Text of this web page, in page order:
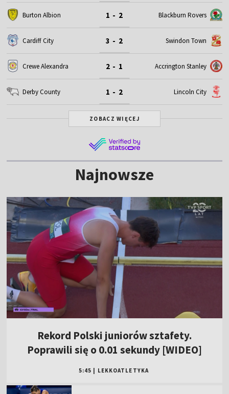
Burton Albion 1 - 2 Blackburn Rovers
Cardiff City 3 - 2 Swindon Town
Crewe Alexandra 2 - 1 Accrington Stanley
Derby County 1 - 2 Lincoln City
ZOBACZ WIĘCEJ
Najnowsze
Rekord Polski juniorów sztafety.
Poprawili się o 0.01 sekundy [WIDEO]
5:45 LEKKOATLETYKA